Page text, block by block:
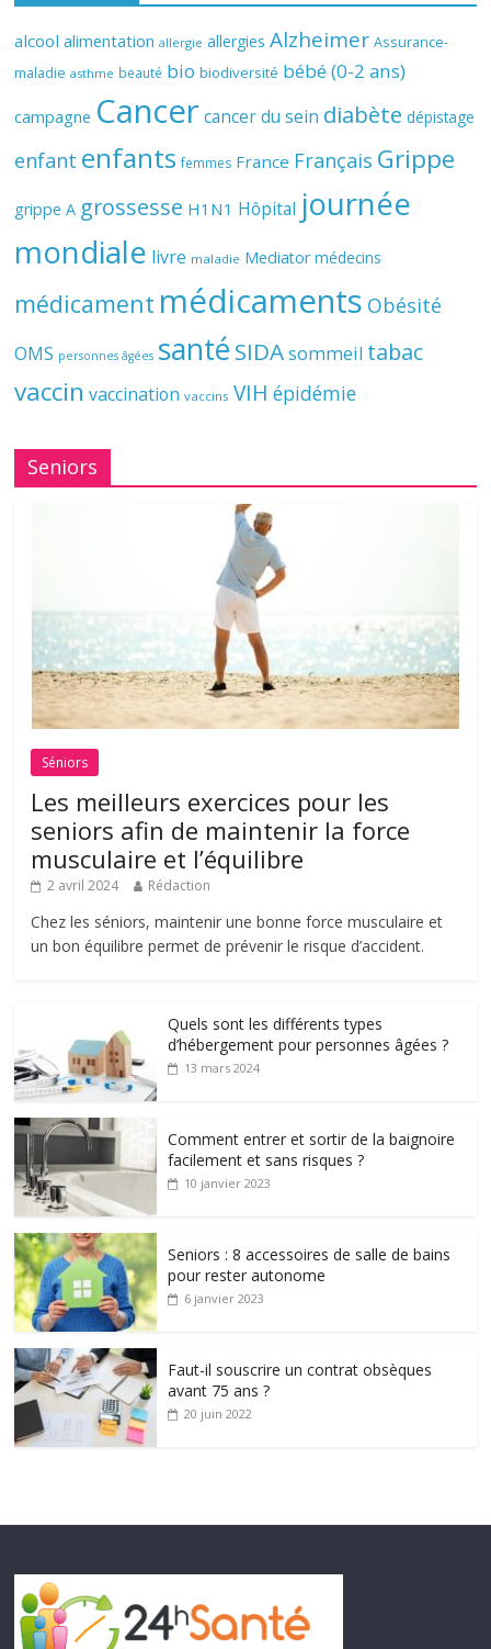
alcool alimentation allergie allergies Alzheimer Assurance-
maladie asthme beauté bio biodiversité bébé (0-2 ans)
campagne Cancer cancer du sein diabète dépistage
enfant enfants femmes France Français Grippe
grippe A grossesse H1N1 Hôpital journée
mondiale livre maladie Mediator médecins
médicament médicaments Obésité
OMS personnes âgées santé SIDAsommeil tabac
vaccin vaccination vaccins VIH épidémie
Seniors
Séniors
Les meilleurs exercices pour les
seniors afin de maintenir la force
musculaire et l’équilibre
2 avril 2024 Rédaction
Chez les séniors, maintenir une bonne force musculaire et
un bon équilibre permet de prévenir le risque d’accident.
Quels sont les différents types
d’hébergement pour personnes âgées ?
13 mars 2024
Comment entrer et sortir de la baignoire
facilement et sans risques ?
10 janvier 2023
Seniors : 8 accessoires de salle de bains
pour rester autonome
6 janvier 2023
Faut-il souscrire un contrat obsèques
avant 75 ans ?
20 juin 2022